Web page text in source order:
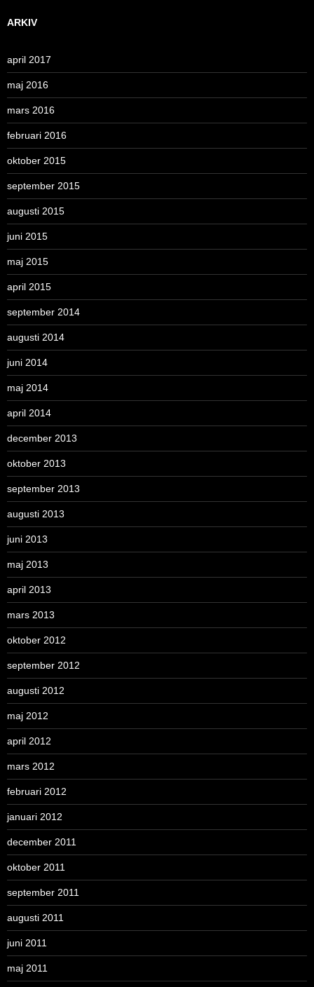
ARKIV
april 2017
maj 2016
mars 2016
februari 2016
oktober 2015
september 2015
augusti 2015
juni 2015
maj 2015
april 2015
september 2014
augusti 2014
juni 2014
maj 2014
april 2014
december 2013
oktober 2013
september 2013
augusti 2013
juni 2013
maj 2013
april 2013
mars 2013
oktober 2012
september 2012
augusti 2012
maj 2012
april 2012
mars 2012
februari 2012
januari 2012
december 2011
oktober 2011
september 2011
augusti 2011
juni 2011
maj 2011